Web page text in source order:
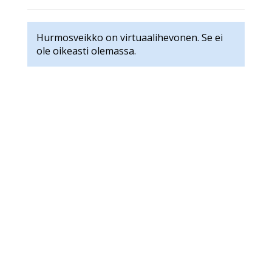
Hurmosveikko on virtuaalihevonen. Se ei
ole oikeasti olemassa.